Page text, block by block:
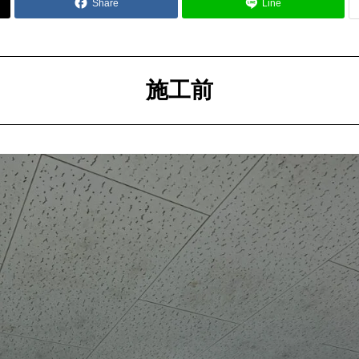
Share Line
施工前